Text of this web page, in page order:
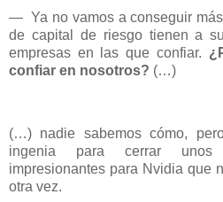
— Ya no vamos a conseguir
de capital de riesgo tienen a
empresas en las que confiar.
confiar en nosotros? (…)
(…) nadie sabemos cómo,
ingenia para cerrar unos
impresionantes para Nvidia que
otra vez.